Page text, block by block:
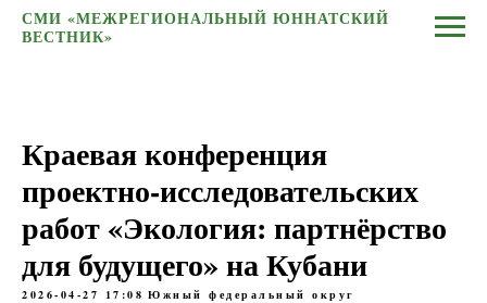
СМИ «МЕЖРЕГИОНАЛЬНЫЙ ЮННАТСКИЙ
ВЕСТНИК»
Краевая конференция
проектно-исследовательских
работ «Экология: партнёрство
для будущего» на Кубани
2026-04-27 17:08 Южный федеральный округ